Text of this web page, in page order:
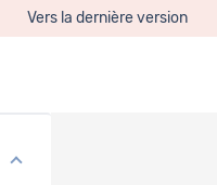
Vers la dernière version